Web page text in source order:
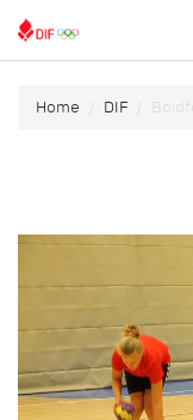
Home DIF